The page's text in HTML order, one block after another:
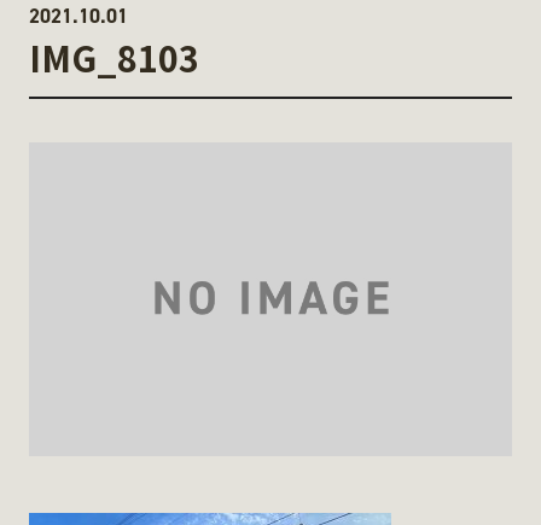
2021.10.01
IMG_8103